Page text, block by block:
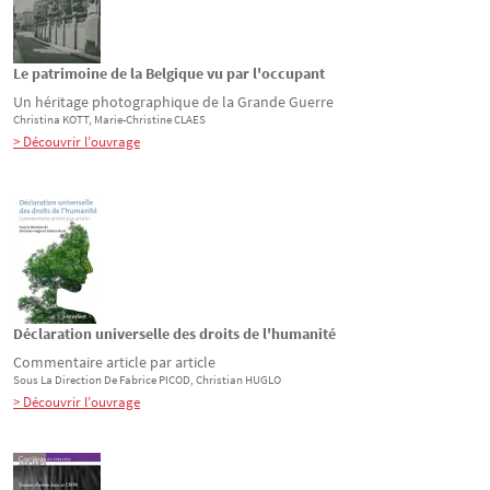
Le patrimoine de la Belgique vu par l'occupant
Un héritage photographique de la Grande Guerre
Christina KOTT, Marie-ChristineCLAES
> Découvrir l’ouvrage
Déclaration universelle des droits de l'humanité
Commentaire article par article
Sous La Direction De Fabrice PICOD, Christian HUGLO
> Découvrir l’ouvrage